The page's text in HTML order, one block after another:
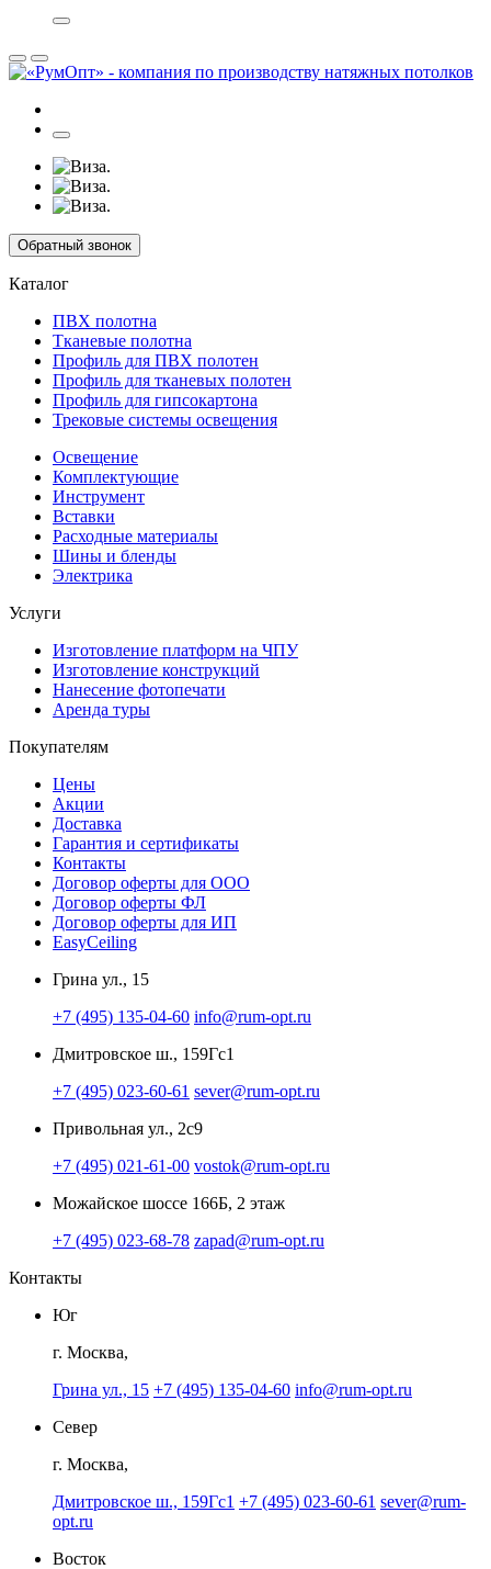
Обратный звонок
Каталог
ПВХ полотна
Тканевые полотна
Профиль для ПВХ полотен
Профиль для тканевых полотен
Профиль для гипсокартона
Трековые системы освещения
Освещение
Комплектующие
Инструмент
Вставки
Расходные материалы
Шины и бленды
Электрика
Услуги
Изготовление платформ на ЧПУ
Изготовление конструкций
Нанесение фотопечати
Аренда туры
Покупателям
Цены
Акции
Доставка
Гарантия и сертификаты
Контакты
Договор оферты для ООО
Договор оферты ФЛ
Договор оферты для ИП
EasyCeiling
Грина ул., 15
+7 (495) 135-04-60 info@rum-opt.ru
Дмитровское ш., 159Гс1
+7 (495) 023-60-61 sever@rum-opt.ru
Привольная ул., 2с9
+7 (495) 021-61-00 vostok@rum-opt.ru
Можайское шоссе 166Б, 2 этаж
+7 (495) 023-68-78 zapad@rum-opt.ru
Контакты
Юг
г. Москва,
Грина ул., 15 +7 (495) 135-04-60 info@rum-opt.ru
Север
г. Москва,
Дмитровское ш., 159Гс1 +7 (495) 023-60-61 sever@rum-
opt.ru
Восток